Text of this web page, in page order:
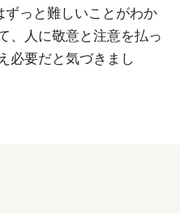
っと難しいことがわか
、人に敬意と注意を払っ
必要だと気づきまし